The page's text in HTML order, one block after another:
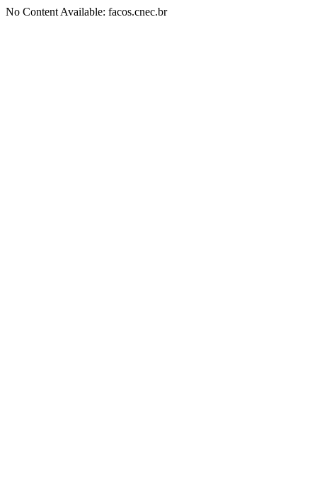
No Content Available: facos.cnec.br